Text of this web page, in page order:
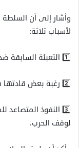
وأشار إلى أن السلطة
لأسباب ثلاثة:
1️⃣ التعبئة السابقة ضد فكرة التفاوض.
2️⃣ رغبة بعض قادتها في استمرار الحكم العسكري.
3️⃣ النفوذ
لوقف الحرب.